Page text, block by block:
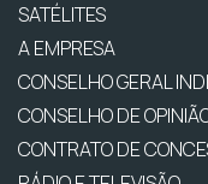
SATÉLITES
A EMPRESA
CONSELHO GERAL
CONSELHO DE
CONTRATO DE